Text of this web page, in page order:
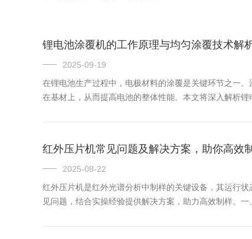
锂电池涂覆机的工作原理与均匀涂覆技术解
2025-09-19
在锂电池生产过程中，电极材料的涂覆是关键环节之一
在基材上，从而提高电池的整体性能。本文将深入解析
红外压片机常见问题及解决方案，助你高效
2025-08-22
红外压片机是红外光谱分析中制样的关键设备，其运行
见问题，结合实操经验提供解决方案，助力高效制样。